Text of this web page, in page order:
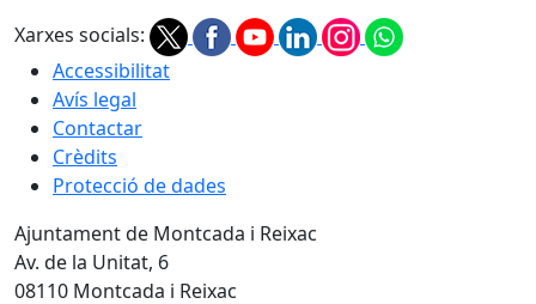
Xarxes socials:
Accessibilitat
Avís legal
Contactar
Crèdits
Protecció de dades
Ajuntament de Montcada i Reixac
Av. de la Unitat, 6
08110 Montcada i Reixac